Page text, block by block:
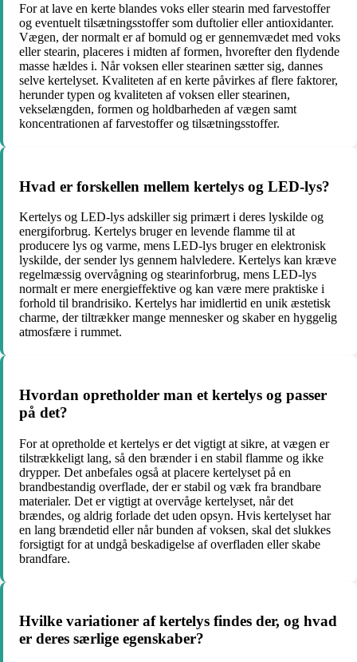
For at lave en kerte blandes voks eller stearin med farvestoffer
og eventuelt tilsætningsstoffer som duftolier eller antioxidanter.
Vægen, der normalt er af bomuld og er gennemvædet med voks
eller stearin, placeres i midten af formen, hvorefter den flydende
masse hældes i. Når voksen eller stearinen sætter sig, dannes
selve kertelyset. Kvaliteten af ​​en kerte påvirkes af flere faktorer,
herunder typen og kvaliteten af ​​voksen eller stearinen,
vekselængden, formen og holdbarheden af ​​vægen samt
koncentrationen af ​​farvestoffer og tilsætningsstoffer.
Hvad er forskellen mellem kertelys og LED-lys?
Kertelys og LED-lys adskiller sig primært i deres lyskilde og
energiforbrug. Kertelys bruger en levende flamme til at
producere lys og varme, mens LED-lys bruger en elektronisk
lyskilde, der sender lys gennem halvledere. Kertelys kan kræve
regelmæssig overvågning og stearinforbrug, mens LED-lys
normalt er mere energieffektive og kan være mere praktiske i
forhold til brandrisiko. Kertelys har imidlertid en unik æstetisk
charme, der tiltrækker mange mennesker og skaber en hyggelig
atmosfære i rummet.
Hvordan opretholder man et kertelys og passer
på det?
For at opretholde et kertelys er det vigtigt at sikre, at vægen er
tilstrækkeligt lang, så den brænder i en stabil flamme og ikke
drypper. Det anbefales også at placere kertelyset på en
brandbestandig overflade, der er stabil og væk fra brandbare
materialer. Det er vigtigt at overvåge kertelyset, når det
brændes, og aldrig forlade det uden opsyn. Hvis kertelyset har
en lang brændetid eller når bunden af ​​voksen, skal det slukkes
forsigtigt for at undgå beskadigelse af overfladen eller skabe
brandfare.
Hvilke variationer af kertelys findes der, og hvad
er deres særlige egenskaber?